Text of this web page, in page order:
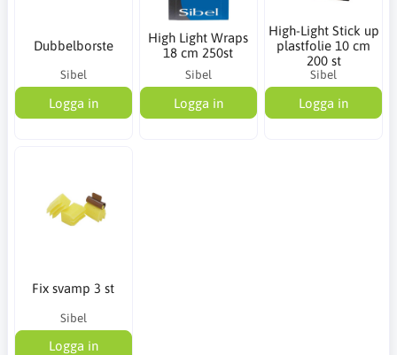
Dubbelborste
Sibel
Logga in
High Light Wraps
18 cm 250st
Sibel
Logga in
High-Light Stick up
plastfolie 10 cm
200 st
Sibel
Logga in
Fix svamp 3 st
Sibel
Logga in